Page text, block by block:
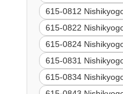
615-0812
615-0822
615-0824
615-0831
615-0834